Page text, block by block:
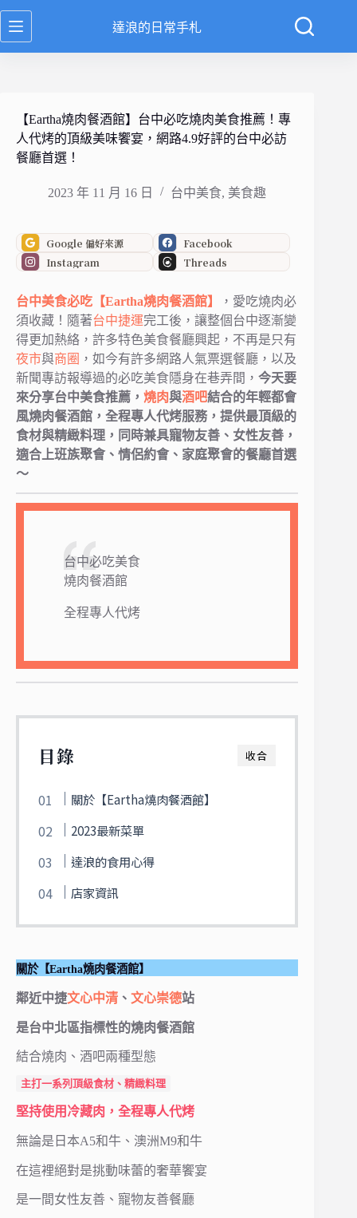
跳
至
達浪的日常手札
【Eartha燒肉餐酒館】台中必吃燒肉美食推薦！專
人代烤的頂級美味饗宴，網路4.9好評的台中必訪
餐廳首選！
2023 年 11 月 16 日 台中美食, 美食趣
Google 偏好來源
Facebook
Instagram
Threads
台中美食必吃 【Eartha燒肉餐酒館】
，愛吃燒肉必
須收藏！隨著台中捷運完工後，讓整個台中逐漸變
得更加熱絡，許多特色美食餐廳興起，不再是只有
夜市與商圈 ，如今有許多網路人氣票選餐廳，以及
新聞專訪報導過的必吃美食隱身在巷弄間， 今天要
來分享台中美食推薦， 燒肉與酒吧結合的年輕都會
風燒肉餐酒館，全程專人代烤服務，提供最頂級的
食材與精緻料理，同時兼具寵物友善、女性友善，
適合上班族聚會、情侶約會、家庭聚會的餐廳首選
～
台中必吃美食
燒肉餐酒館
全程專人代烤
收合
目錄
關於【Eartha燒肉餐酒館】
2023最新菜單
達浪的食用心得
店家資訊
關於【Eartha燒肉餐酒館】
鄰近中捷文心中清 、 文心崇德站
是台中北區指標性的燒肉餐酒館
結合燒肉、酒吧兩種型態
主打一系列頂級食材、精緻料理
堅持使用冷藏肉，全程專人代烤
無論是日本A5和牛、澳洲M9和牛
在這裡絕對是挑動味蕾的奢華饗宴
是一間女性友善、寵物友善餐廳